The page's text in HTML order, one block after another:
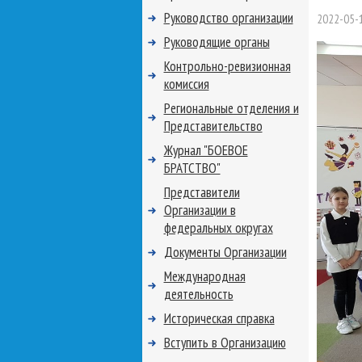
2022-05-
Руководство организации
Руководящие органы
Контрольно-ревизионная
комиссия
Региональные отделения и
Представительство
Журнал "БОЕВОЕ
БРАТСТВО"
Представители
Организации в
федеральных округах
Документы Организации
Международная
деятельность
Историческая справка
Вступить в Организацию